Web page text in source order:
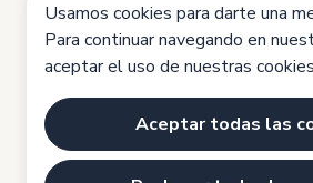
Competencias
Orientaciòn a resultados
Tolerancia a la frustración
Usamos cookies para darte una
Para continuar navegando en
aceptar el uso de nuestras
Aceptar todas las